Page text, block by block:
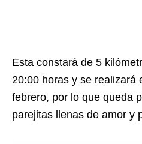
Esta constará de 5
20:00 horas y se realizará
febrero, por lo que queda
parejitas llenas de amor y